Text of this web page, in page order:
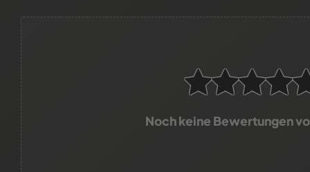
Noch keine Bewertungen